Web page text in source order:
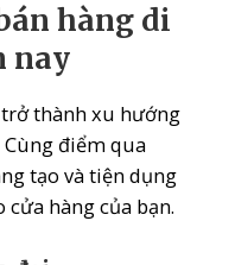
hàng di
nay
thành xu hướng
điểm qua
tạo và tiện dụng
hàng của bạn.